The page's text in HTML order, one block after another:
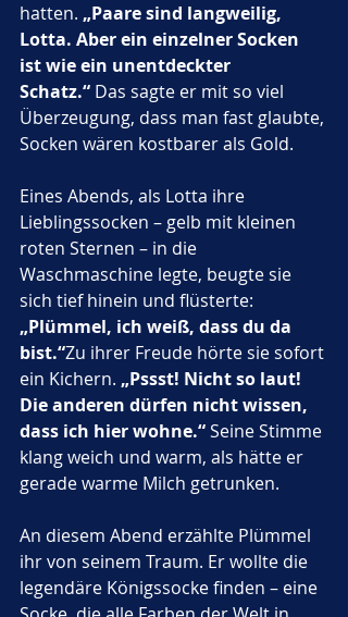
hatten. „Paare sind langweilig,
Lotta. Aber ein einzelner Socken
ist wie ein unentdeckter
Schatz.“ Das sagte er mit so viel
Überzeugung, dass man fast glaubte,
Socken wären kostbarer als Gold.
Eines Abends, als Lotta ihre
Lieblingssocken – gelb mit kleinen
roten Sternen – in die
Waschmaschine legte, beugte sie
sich tief hinein und flüsterte:
„Plümmel, ich weiß, dass du da
bist.“Zu ihrer Freude hörte sie sofort
ein Kichern. „Pssst! Nicht so laut!
Die anderen dürfen nicht wissen,
dass ich hier wohne.“ Seine Stimme
klang weich und warm, als hätte er
gerade warme Milch getrunken.
An diesem Abend erzählte Plümmel
ihr von seinem Traum. Er wollte die
legendäre Königssocke finden – eine